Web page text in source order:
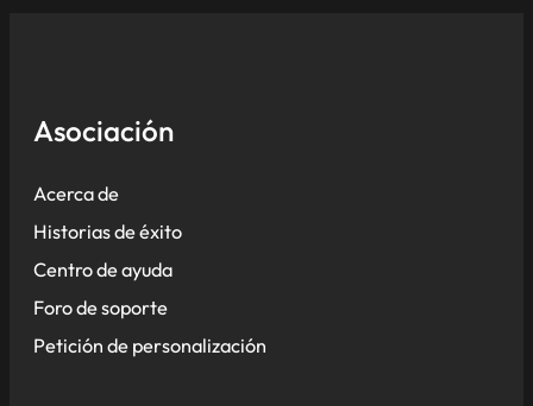
Asociación
Acerca de
Historias de éxito
Centro de ayuda
Foro de soporte
Petición de personalización